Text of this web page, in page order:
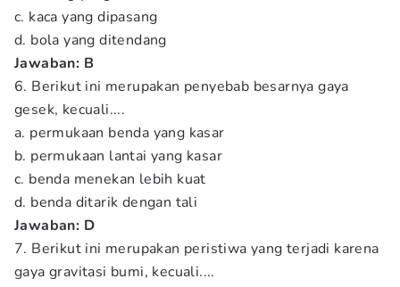
c. kaca yang dipasang
d. bola yang ditendang
Jawaban: B
6. Berikut ini merupakan penyebab besarnya gaya
gesek, kecuali....
a. permukaan benda yang kasar
b. permukaan lantai yang kasar
c. benda menekan lebih kuat
d. benda ditarik dengan tali
Jawaban: D
7. Berikut ini merupakan peristiwa yang terjadi karena
gaya gravitasi bumi, kecuali....